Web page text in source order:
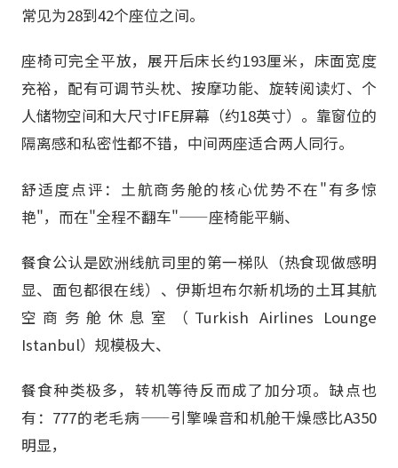
常见为28到42个座位之间。
座椅可完全平放，展开后床长约193厘米，床面宽度
充裕，配有可调节头枕、按摩功能、旋转阅读灯、个
人储物空间和大尺寸IFE屏幕（约18英寸）。靠窗位的
隔离感和私密性都不错，中间两座适合两人同行。
舒适度点评：土航商务舱的核心优势不在"有多惊
艳"，而在"全程不翻车"——座椅能平躺、
餐食公认是欧洲线航司里的第一梯队（热食现做感明
显、面包都很在线）、伊斯坦布尔新机场的土耳其航
空商务舱休息室（Turkish Airlines Lounge
Istanbul）规模极大、
餐食种类极多，转机等待反而成了加分项。缺点也
有：777的老毛病——引擎噪音和机舱干燥感比A350
明显，